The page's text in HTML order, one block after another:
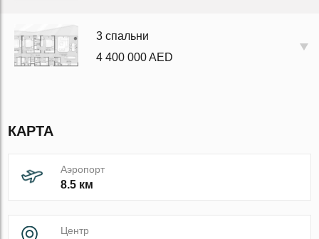
3 спальни
4 400 000 AED
КАРТА
Аэропорт
8.5 км
Центр